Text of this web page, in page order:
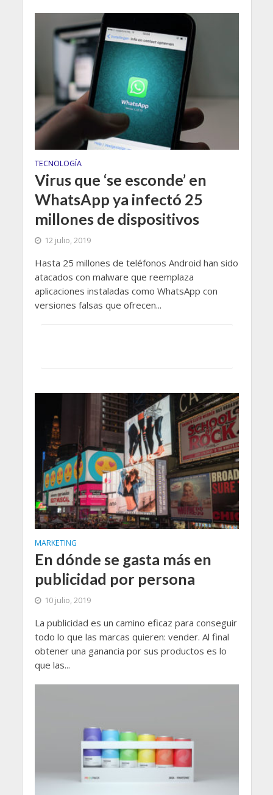
TECNOLOGÍA
Virus que ‘se esconde’ en
WhatsApp ya infectó 25
millones de dispositivos
12 julio, 2019
Hasta 25 millones de teléfonos Android han sido
atacados con malware que reemplaza
aplicaciones instaladas como WhatsApp con
versiones falsas que ofrecen...
MARKETING
En dónde se gasta más en
publicidad por persona
10 julio, 2019
La publicidad es un camino eficaz para conseguir
todo lo que las marcas quieren: vender. Al final
obtener una ganancia por sus productos es lo
que las...